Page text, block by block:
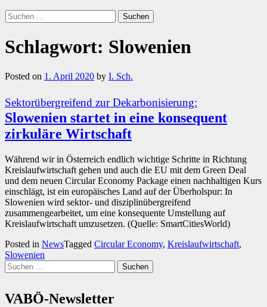
Suchen
nach:
Schlagwort: Slowenien
Posted on 1. April 2020 by I. Sch.
Sektorübergreifend zur Dekarbonisierung:
Slowenien startet in eine konsequent
zirkuläre Wirtschaft
Während wir in Österreich endlich wichtige Schritte in Richtung
Kreislaufwirtschaft gehen und auch die EU mit dem Green Deal
und dem neuen Circular Economy Package einen nachhaltigen Kurs
einschlägt, ist ein europäisches Land auf der Überholspur: In
Slowenien wird sektor- und disziplinübergreifend
zusammengearbeitet, um eine konsequente Umstellung auf
Kreislaufwirtschaft umzusetzen. (Quelle: SmartCitiesWorld)
Posted in NewsTagged Circular Economy, Kreislaufwirtschaft,
Slowenien
Suchen
nach:
VABÖ-Newsletter